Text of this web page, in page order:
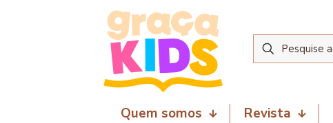
Quem somos Revista